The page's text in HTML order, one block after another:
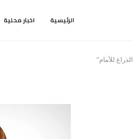
الرئيسية اخبار محلية